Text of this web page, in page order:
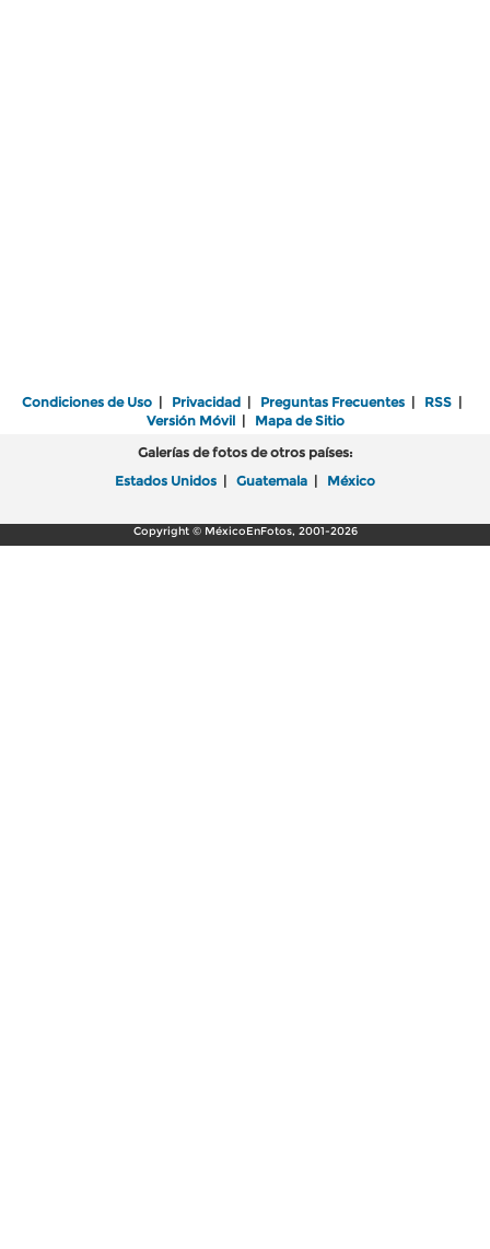
Condiciones de Uso | Privacidad | Preguntas Frecuentes | RSS |
Versión Móvil| Mapa de Sitio
Galerías de fotos de otros países:
Estados Unidos | Guatemala | México
Copyright © MéxicoEnFotos, 2001-2026